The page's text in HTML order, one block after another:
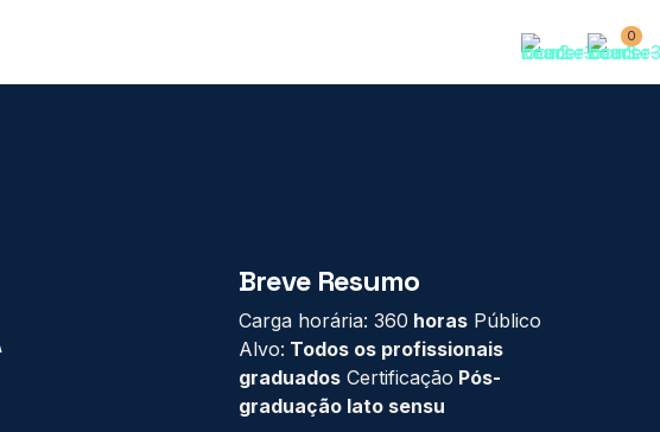
0
Breve Resumo
Carga horária: 360 horas Público
Alvo: Todos os profissionais
graduados Certificação Pós-
graduação lato sensu